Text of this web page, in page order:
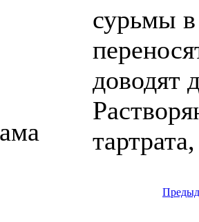
сурьмы
доводят